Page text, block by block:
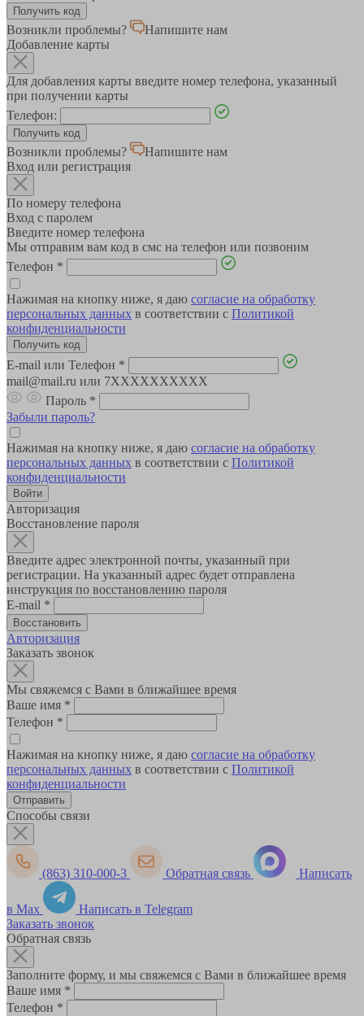
Возникли проблемы?
Напишите нам
Добавление карты
Для добавления карты введите номер телефона, указанный
при получении карты
Телефон:
Возникли проблемы?
Напишите нам
Вход или регистрация
По номеру телефона
Вход с паролем
Введите номер телефона
Мы отправим вам код в смс на телефон или позвоним
Телефон *
Нажимая на кнопку ниже, я даю согласие на обработку
персональных данных в соответствии с Политикой
конфиденциальности
E-mail или Телефон *
mail@mail.ru или 7XXXXXXXXXX
Пароль *
Забыли пароль?
Нажимая на кнопку ниже, я даю согласие на обработку
персональных данных в соответствии с Политикой
конфиденциальности
Авторизация
Восстановление пароля
Введите адрес электронной почты, указанный при
регистрации. На указанный адрес будет отправлена
инструкция по восстановлению пароля
E-mail *
Авторизация
Заказать звонок
Мы свяжемся с Вами в ближайшее время
Ваше имя *
Телефон *
Нажимая на кнопку ниже, я даю согласие на обработку
персональных данных в соответствии с Политикой
конфиденциальности
Способы связи
(863) 310-000-3 Обратная связь Написать
в Max
Написать в Telegram
Заказать звонок
Обратная связь
Заполните форму, и мы свяжемся с Вами в ближайшее время
Ваше имя *
Телефон *